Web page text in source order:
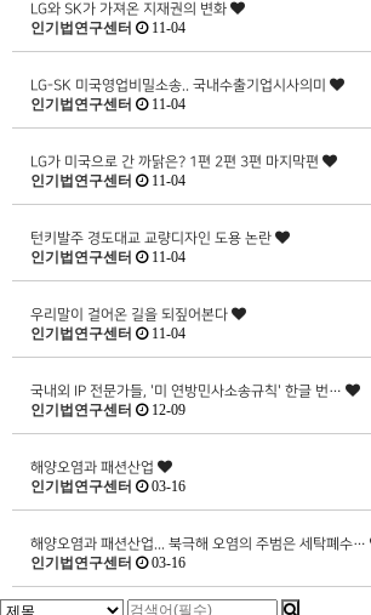
LG와 SK가 가져온 지재권의 변화
인기법연구센터 11-04
LG-SK 미국영업비밀소송.. 국내수출기업시사의미
인기법연구센터 11-04
LG가 미국으로 간 까닭은? 1편 2편 3편 마지막편
인기법연구센터 11-04
턴키발주 경도대교 교량디자인 도용 논란
인기법연구센터 11-04
우리말이 걸어온 길을 되짚어본다
인기법연구센터 11-04
국내외 IP 전문가들, '미 연방민사소송규칙' 한글 번…
인기법연구센터 12-09
해양오염과 패션산업
인기법연구센터 03-16
해양오염과 패션산업... 북극해 오염의 주범은 세탁폐수…
인기법연구센터 03-16